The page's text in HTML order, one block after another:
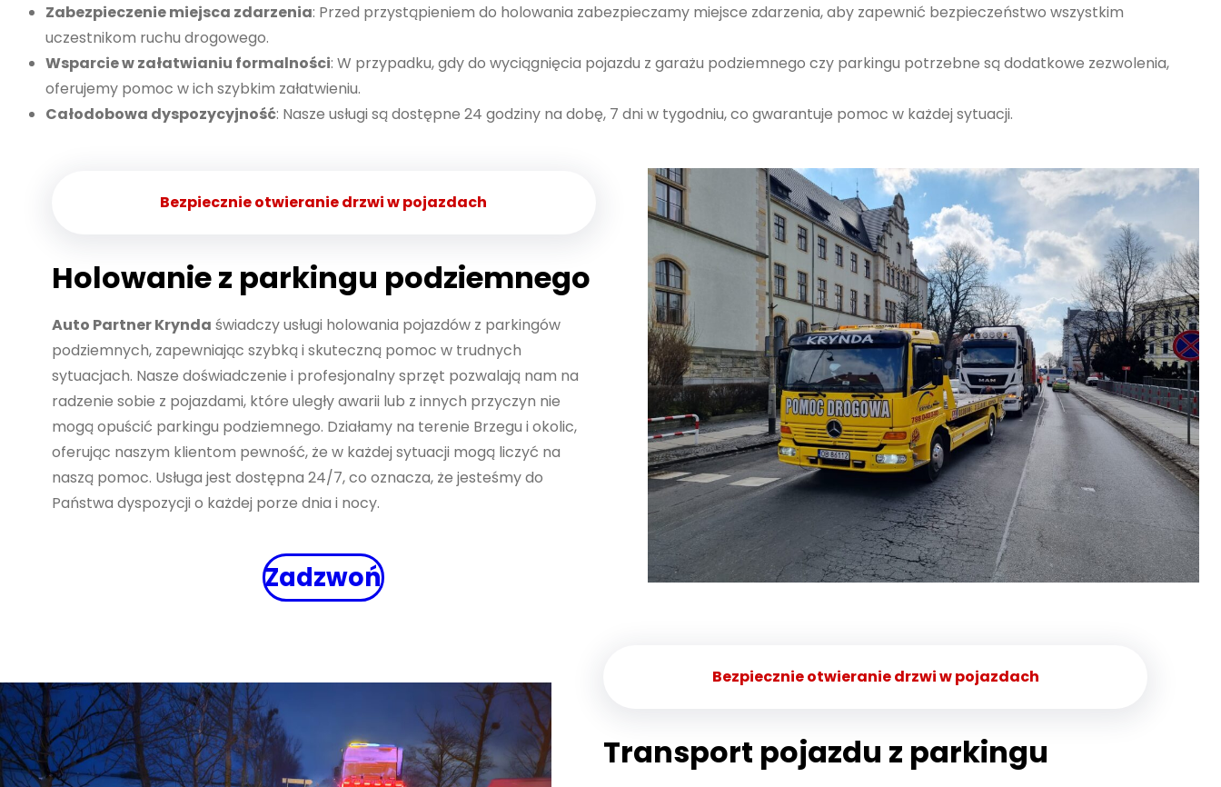
Zabezpieczenie miejsca zdarzenia: Przed przystąpieniem do holowania zabezpieczamy miejsce zdarzenia, aby zapewnić bezpieczeństwo wszystkim
uczestnikom ruchu drogowego.
Wsparcie w załatwianiu formalności: W przypadku, gdy do wyciągnięcia pojazdu z garażu podziemnego czy parkingu potrzebne są dodatkowe zezwolenia,
oferujemy pomoc w ich szybkim załatwieniu.
Całodobowa dyspozycyjność: Nasze usługi są dostępne 24 godziny na dobę, 7 dni w tygodniu, co gwarantuje pomoc w każdej sytuacji.
Bezpiecznie otwieranie drzwi w pojazdach
Holowanie z parkingu podziemnego
Auto Partner Krynda świadczy usługi holowania pojazdów z parkingów
podziemnych, zapewniając szybką i skuteczną pomoc w trudnych
sytuacjach. Nasze doświadczenie i profesjonalny sprzęt pozwalają nam na
radzenie sobie z pojazdami, które uległy awarii lub z innych przyczyn nie
mogą opuścić parkingu podziemnego. Działamy na terenie Brzegu i okolic,
oferując naszym klientom pewność, że w każdej sytuacji mogą liczyć na
naszą pomoc. Usługa jest dostępna 24/7, co oznacza, że jesteśmy do
Państwa dyspozycji o każdej porze dnia i nocy.
Zadzwoń
Bezpiecznie otwieranie drzwi w pojazdach
Transport pojazdu z parkingu
odwiedzania naszej
szansę na
spersonalizowanych